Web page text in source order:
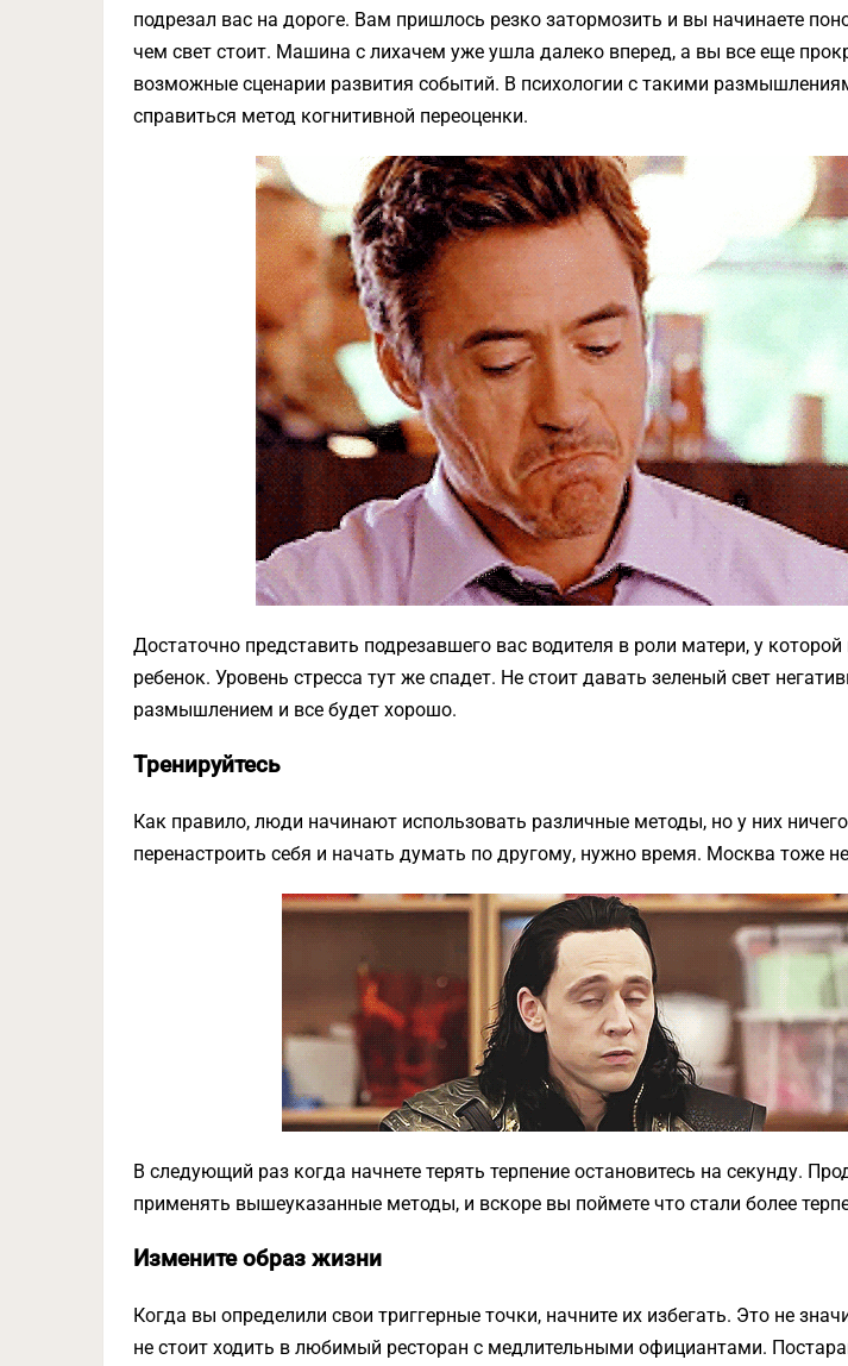
подрезал вас на дороге. Вам пришлось резко затормозить и вы начинаете
чем свет стоит. Машина с лихачем уже ушла далеко вперед, а вы все еще
возможные сценарии развития событий. В психологии с такими
справиться метод когнитивной переоценки.
Достаточно представить подрезавшего вас водителя в роли матери, у которой
ребенок. Уровень стресса тут же спадет. Не стоит давать зеленый свет
размышлением и все будет хорошо.
Тренируйтесь
Как правило, люди начинают использовать различные методы, но у них
перенастроить себя и начать думать по другому, нужно время. Москва тоже
В следующий раз когда начнете терять терпение остановитесь на секунду.
применять вышеуказанные методы, и вскоре вы поймете что стали более
Измените образ жизни
Когда вы определили свои триггерные точки, начните их избегать. Это не
не стоит ходить в любимый ресторан с медлительными официантами.